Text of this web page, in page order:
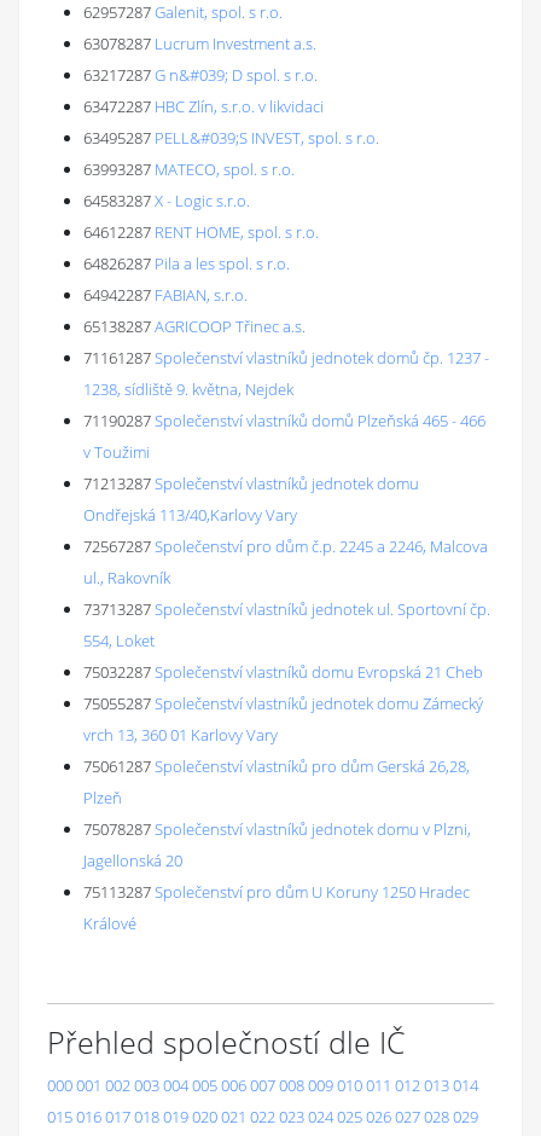
62957287Galenit, spol. s r.o.
63078287 Lucrum Investment a.s.
63217287G n&#039; D spol. s r.o.
63472287 HBC Zlín, s.r.o. v likvidaci
63495287 PELL&#039;S INVEST, spol. s r.o.
63993287 MATECO, spol. s r.o.
64583287X - Logic s.r.o.
64612287 RENT HOME, spol. s r.o.
64826287 Pila a les spol. s r.o.
64942287 FABIAN, s.r.o.
65138287AGRICOOP Třinec a.s.
71161287Společenství vlastníků jednotek domů čp. 1237 -
1238, sídliště 9. května, Nejdek
71190287Společenství vlastníků domů Plzeňská 465 - 466
v Toužimi
71213287Společenství vlastníků jednotek domu
Ondřejská 113/40,Karlovy Vary
72567287Společenství pro dům č.p. 2245 a 2246, Malcova
ul., Rakovník
73713287Společenství vlastníků jednotek ul. Sportovní čp.
554, Loket
75032287Společenství vlastníků domu Evropská 21 Cheb
75055287Společenství vlastníků jednotek domu Zámecký
vrch 13, 360 01 Karlovy Vary
75061287Společenství vlastníků pro dům Gerská 26,28,
Plzeň
75078287Společenství vlastníků jednotek domu v Plzni,
Jagellonská 20
75113287Společenství pro dům U Koruny 1250 Hradec
Králové
Přehled společností dle IČ
000001 002003004005006007008009010011 012013014
015016017018019020021 022023024025026027028029